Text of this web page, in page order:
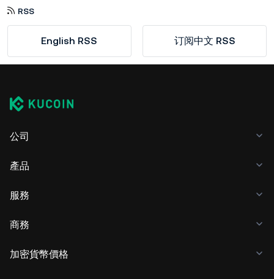
RSS
English RSS 订阅中文 RSS
公司
產品
服務
商務
加密貨幣價格